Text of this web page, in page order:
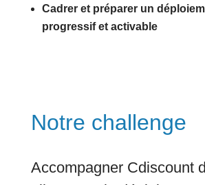
Cadrer et préparer un
progressif et activable
Notre challenge
Accompagner Cdiscount